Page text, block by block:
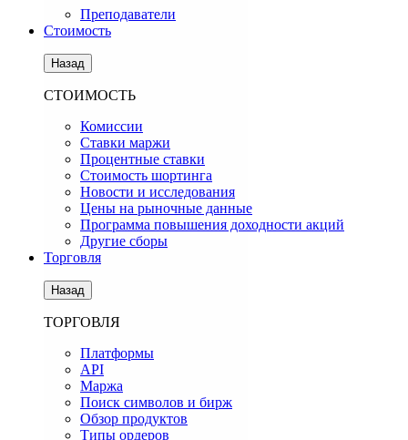
Преподаватели
Стоимость
Назад
СТОИМОСТЬ
Комиссии
Ставки маржи
Процентные ставки
Стоимость шортинга
Новости и исследования
Цены на рыночные данные
Программа повышения доходности акций
Другие сборы
Торговля
Назад
ТОРГОВЛЯ
Платформы
API
Маржа
Поиск символов и бирж
Обзор продуктов
Типы ордеров